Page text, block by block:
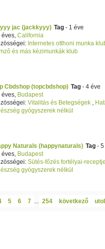
jac (jackkyyy) Tag - 1 éve
éves, California
Internetes otthoni munka
és más kézimunkák klub
Cbdshop (topcbdshop) Tag - 4 éve
éves, Budapest
Vitalitás és Betegségek ,
gyógyszerek nélkül
Naturals (happynaturals) Tag - 5
éves, Budapest
Sütés-főzés fortélyai-
gyógyszerek nélkül
5 6 7 ... 254 következő